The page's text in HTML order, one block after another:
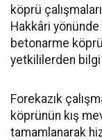
köprü
Hakkâri
betonarme
yetkililerden bilgi
Forekazık
köprünün kış
tamamlanarak